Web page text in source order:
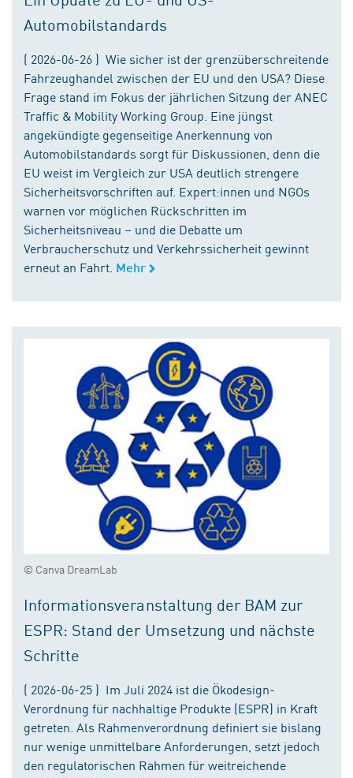
Automobilstandards
( 2026-06-26 ) Wie sicher ist der grenzüberschreitende
Fahrzeughandel zwischen der EU und den USA? Diese
Frage stand im Fokus der jährlichen Sitzung der ANEC
Traffic & Mobility Working Group. Eine jüngst
angekündigte gegenseitige Anerkennung von
Automobilstandards sorgt für Diskussionen, denn die
EU weist im Vergleich zur USA deutlich strengere
Sicherheitsvorschriften auf. Expert:innen und NGOs
warnen vor möglichen Rückschritten im
Sicherheitsniveau – und die Debatte um
Verbraucherschutz und Verkehrssicherheit gewinnt
erneut an Fahrt. Mehr
© Canva DreamLab
Informationsveranstaltung der BAM zur
ESPR: Stand der Umsetzung und nächste
Schritte
( 2026-06-25 ) Im Juli 2024 ist die Ökodesign-
Verordnung für nachhaltige Produkte (ESPR) in Kraft
getreten. Als Rahmenverordnung definiert sie bislang
nur wenige unmittelbare Anforderungen, setzt jedoch
den regulatorischen Rahmen für weitreichende